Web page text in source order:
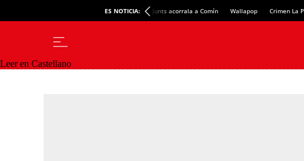
ES NOTICIA: Junts acorrala a Comín Wallapop Crimen La
Leer en Castellano